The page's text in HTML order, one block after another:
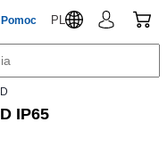
Pomoc PL
IP65